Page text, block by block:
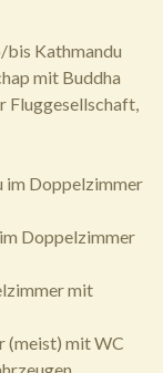
bis Kathmandu
mit Buddha
Fluggesellschaft,
im Doppelzimmer
Doppelzimmer
mit
(meist) mit WC